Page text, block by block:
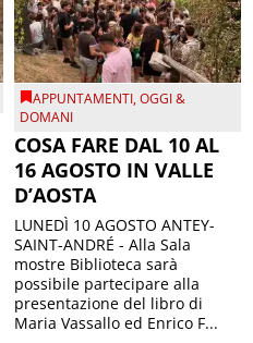
APPUNTAMENTI,OGGI &
DOMANI
COSA FARE DAL 10 AL
16 AGOSTO IN VALLE
D’AOSTA
LUNEDÌ 10 AGOSTO ANTEY-
SAINT-ANDRÉ - Alla Sala
mostre Biblioteca sarà
possibile partecipare alla
presentazione del libro di
Maria Vassallo ed Enrico F...